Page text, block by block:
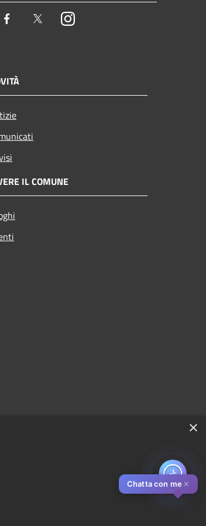
Facebook TwitterInstagram
IL COMUNE
Chatta con me ✕
×